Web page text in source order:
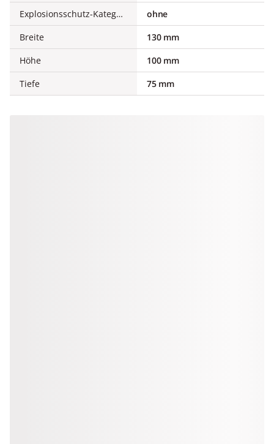
Explosionsschutz-Kategorie für Staub
ohne
Breite
130 mm
Höhe
100 mm
Tiefe
75 mm